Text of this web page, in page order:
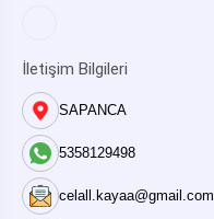
İletişim Bilgileri
SAPANCA
5358129498
celall.kayaa@gmail.com